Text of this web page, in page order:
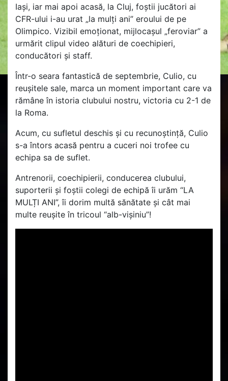
Iași, iar mai apoi acasă, la Cluj, foștii jucători ai
CFR-ului i-au urat „la mulți ani” eroului de pe
Olimpico. Vizibil emoționat, mijlocașul „feroviar” a
urmărit clipul video alături de coechipieri,
conducători și staff.
Într-o seara fantastică de septembrie, Culio, cu
reușitele sale, marca un moment important care va
rămâne în istoria clubului nostru, victoria cu 2-1 de
la Roma.
Acum, cu sufletul deschis și cu recunoștință, Culio
s-a întors acasă pentru a cuceri noi trofee cu
echipa sa de suflet.
Antrenorii, coechipierii, conducerea clubului,
suporterii și foștii colegi de echipă îi urăm “LA
MULȚI ANI”, îi dorim multă sănătate și cât mai
multe reușite în tricoul “alb-vișiniu”!